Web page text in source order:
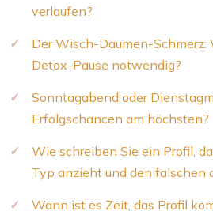
verlaufen?
Der Wisch-Daumen-
Detox-Pause notwendig?
Sonntagabend oder
Erfolgschancen am höchsten?
Wie schreiben Sie ein Profil,
Typ anzieht und den falschen
Wann ist es Zeit, das Profil